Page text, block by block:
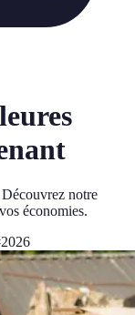
notre
économies.
2026